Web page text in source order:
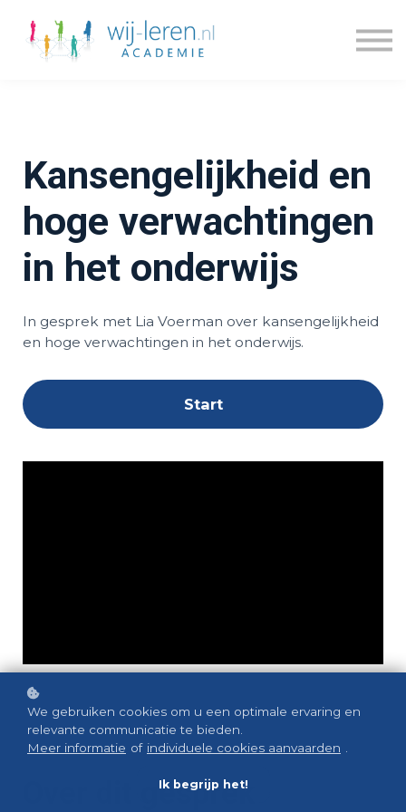
Kennisdossiers
Series
Inloggen
Account maken
Kansengelijkheid en
hoge verwachtingen
in het onderwijs
In gesprek met Lia Voerman over kansengelijkheid
en hoge verwachtingen in het onderwijs.
Start
Over dit gesprek
We gebruiken cookies om u een optimale ervaring en
relevante communicatie te bieden.
Meer informatie of individuele cookies aanvaarden
Ik begrijp het!